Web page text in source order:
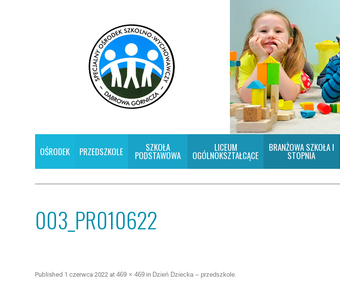
OŚRODEK PRZEDSZKOLE SZKOŁA
PODSTAWOWA
LICEUM
OGÓLNOKSZTAŁCĄCE
BRANŻOWA SZKOŁA I
STOPNIA
003_PR010622
Published 1 czerwca 2022 at 469 × 469 in Dzień Dziecka – przedszkole.